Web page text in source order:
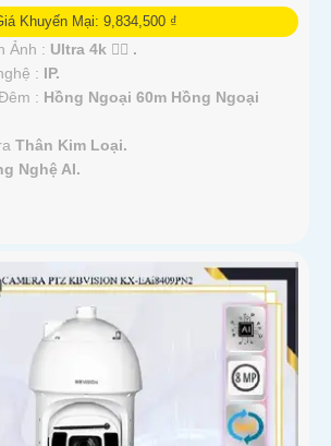
Khuyến Mại: 9,834,500 ₫
Ảnh : Ultra 4k 👍🏾 .
: IP.
: Hồng Ngoại 60m Hồng Ngoại
Thân Kim Loại.
Nghệ AI.